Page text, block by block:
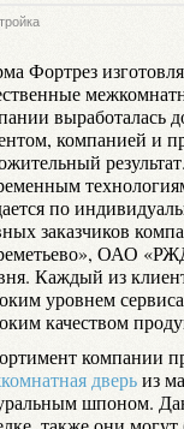
Фортрез
выработалась
компанией и
по
заказчиков
ОАО
Каждый из
уровнем
качеством
компании
дверьиз
шпоном.